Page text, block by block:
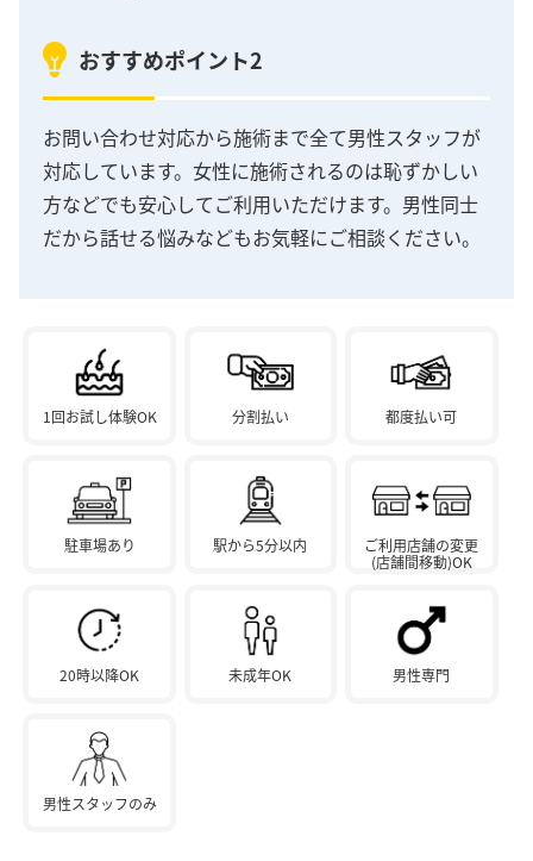
おすすめポイント2
お問い合わせ対応から施術まで全て男性スタッフが
対応しています。女性に施術されるのは恥ずかしい
方などでも安心してご利用いただけます。男性同士
だから話せる悩みなどもお気軽にご相談ください。
1回お試し体験OK 分割払い 都度払い可
駐車場あり 駅から5分以内
ご利用店舗の変更
(店舗間移動)OK
20時以降OK 未成年OK 男性専門
男性スタッフのみ